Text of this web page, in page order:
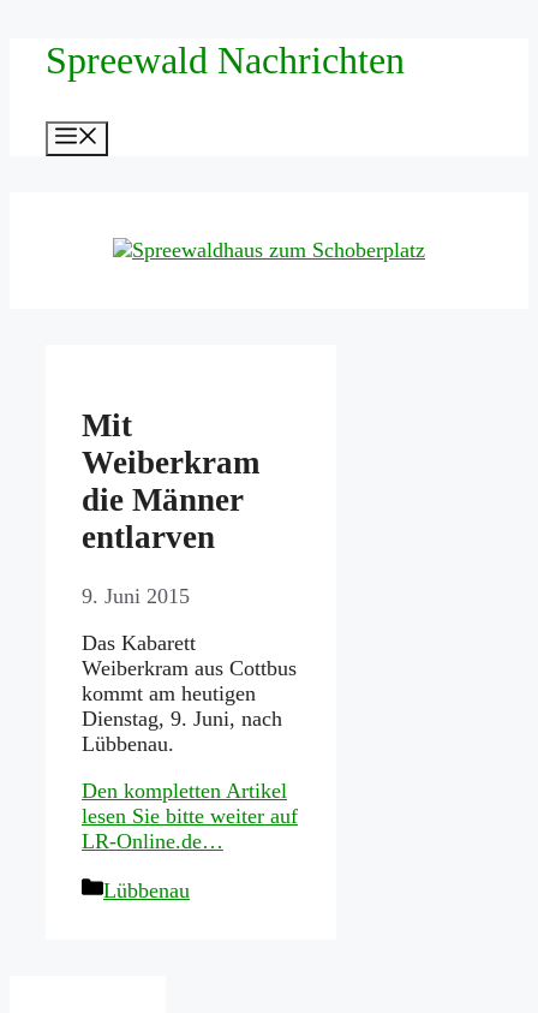
Zum
InhaltSpreewald Nachrichten
Mit
Weiberkram
die Männer
entlarven
9. Juni 2015
Das Kabarett
Weiberkram aus Cottbus
kommt am heutigen
Dienstag, 9. Juni, nach
Lübbenau.
Den kompletten Artikel
lesen Sie bitte weiter auf
LR-Online.de…
Kategorien
Lübbenau